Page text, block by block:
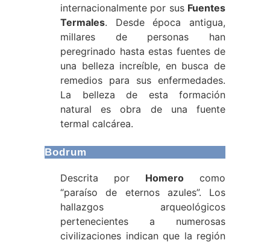
internacionalmente por sus Fuentes
Termales. Desde época antigua,
millares de personas han
peregrinado hasta estas fuentes de
una belleza increíble, en busca de
remedios para sus enfermedades.
La belleza de esta formación
natural es obra de una fuente
termal calcárea.
Bodrum
Descrita por Homero como
“paraíso de eternos azules”. Los
hallazgos arqueológicos
pertenecientes a numerosas
civilizaciones indican que la región